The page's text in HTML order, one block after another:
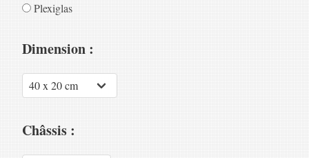
Plexiglas
Dimension :
Châssis :